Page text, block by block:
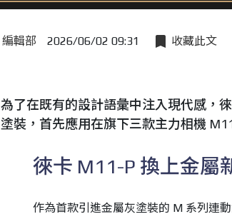
編輯部 2026/06/02 09:31 收藏此文
為了在既有的設計語彙中注入現代感，
塗裝，首先應用在旗下三款主力相機
徠卡 M11-P 換上金屬
作為首款引進金屬灰塗裝的 M 系列連